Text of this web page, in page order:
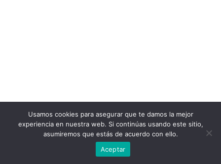
Usamos cookies para asegurar que te damos la mejor
experiencia en nuestra web. Si continúas usando este sitio,
asumiremos que estás de acuerdo con ello.
Aceptar